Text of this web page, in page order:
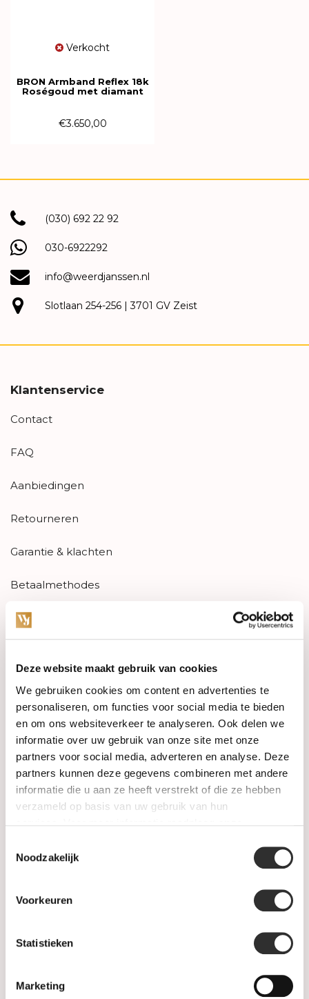
Deze website maakt gebruik van cookies
We gebruiken cookies om content en advertenties te
personaliseren, om functies voor social media te bieden
en om ons websiteverkeer te analyseren. Ook delen we
informatie over uw gebruik van onze site met onze
partners voor social media, adverteren en analyse. Deze
partners kunnen deze gegevens combineren met andere
informatie die u aan ze heeft verstrekt of die ze hebben
verzameld op basis van uw gebruik van hun
Noodzakelijk
Voorkeuren
Statistieken
Marketing
Verkocht
BRON Armband Reflex 18k
Roségoud met diamant
€3.650,00
(030) 692 22 92
030-6922292
info@weerdjanssen.nl
Slotlaan 254-256 | 3701 GV Zeist
Klantenservice
Contact
FAQ
Aanbiedingen
Retourneren
Garantie & klachten
Betaalmethodes
Sitemap
Categorieën
Horloges
Juwelen
Trouwringen
PRE-OWNED
Informatie